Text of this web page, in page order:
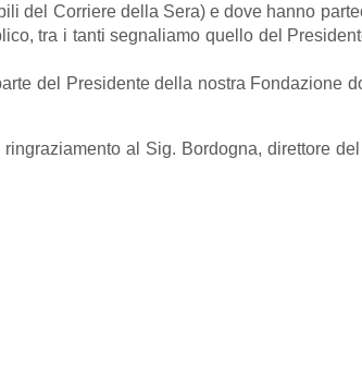
del Corriere della Sera) e dove hanno
tra i tanti segnaliamo quello del
del Presidente della nostra Fondazione
al Sig. Bordogna, direttore